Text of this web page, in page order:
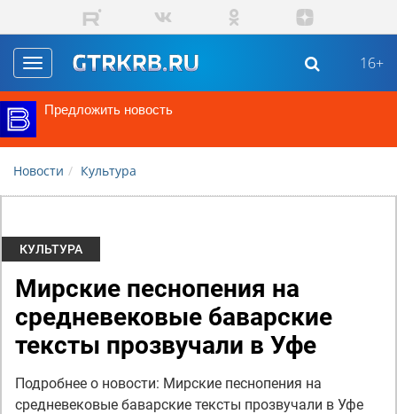
Перейти к основному содержанию
Toggle
navigation
16+
Предложить новость
Новости Культура
КУЛЬТУРА
Мирские песнопения на
средневековые баварские
тексты прозвучали в Уфе
Подробнее о новости: Мирские песнопения на
средневековые баварские тексты прозвучали в Уфе